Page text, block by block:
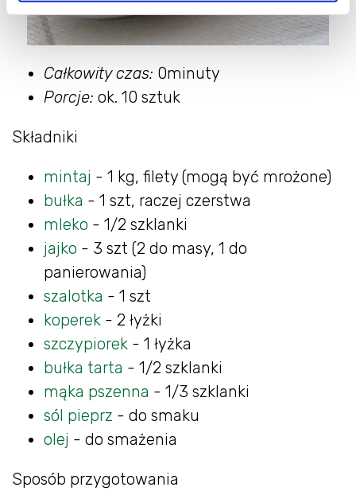
Całkowity czas: 0minuty
Porcje: ok. 10 sztuk
Składniki
mintaj - 1 kg, filety (mogą być mrożone)
bułka - 1 szt, raczej czerstwa
mleko - 1/2 szklanki
jajko - 3 szt (2 do masy, 1 do
panierowania)
szalotka - 1 szt
koperek - 2 łyżki
szczypiorek - 1 łyżka
bułka tarta - 1/2 szklanki
mąka pszenna - 1/3 szklanki
sól pieprz - do smaku
olej - do smażenia
Sposób przygotowania